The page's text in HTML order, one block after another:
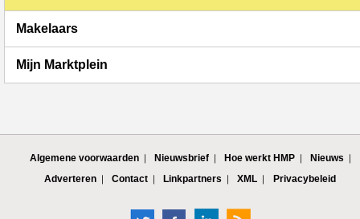
Makelaars
Mijn Marktplein
Algemene voorwaarden Nieuwsbrief Hoe werkt HMP
Nieuws
Adverteren
Contact Linkpartners XML Privacybeleid